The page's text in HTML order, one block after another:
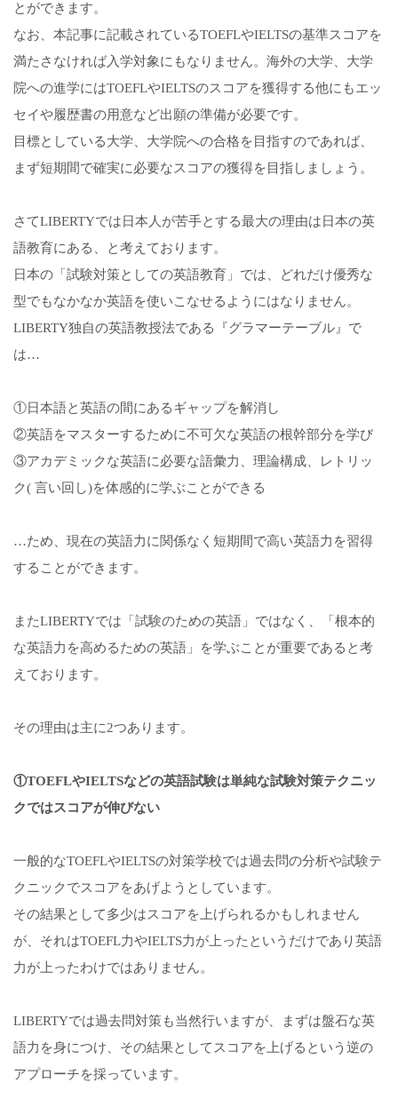
とができます。
なお、本記事に記載されているTOEFLやIELTSの基準スコアを
満たさなければ入学対象にもなりません。海外の大学、大学
院への進学にはTOEFLやIELTSのスコアを獲得する他にもエッ
セイや履歴書の用意など出願の準備が必要です。
目標としている大学、大学院への合格を目指すのであれば、
まず短期間で確実に必要なスコアの獲得を目指しましょう。
さてLIBERTYでは日本人が苦手とする最大の理由は日本の英
語教育にある、と考えております。
日本の「試験対策としての英語教育」では、どれだけ優秀な
型でもなかなか英語を使いこなせるようにはなりません。
LIBERTY独自の英語教授法である『グラマーテーブル』で
は…
①日本語と英語の間にあるギャップを解消し
②英語をマスターするために不可欠な英語の根幹部分を学び
③アカデミックな英語に必要な語彙力、理論構成、レトリッ
ク( 言い回し)を体感的に学ぶことができる
…ため、現在の英語力に関係なく短期間で高い英語力を習得
することができます。
またLIBERTYでは「試験のための英語」ではなく、「根本的
な英語力を高めるための英語」を学ぶことが重要であると考
えております。
その理由は主に2つあります。
①TOEFLやIELTSなどの英語試験は単純な試験対策テクニッ
クではスコアが伸びない
一般的なTOEFLやIELTSの対策学校では過去問の分析や試験テ
クニックでスコアをあげようとしています。
その結果として多少はスコアを上げられるかもしれません
が、それはTOEFL力やIELTS力が上ったというだけであり英語
力が上ったわけではありません。
LIBERTYでは過去問対策も当然行いますが、まずは盤石な英
語力を身につけ、その結果としてスコアを上げるという逆の
アプローチを採っています。